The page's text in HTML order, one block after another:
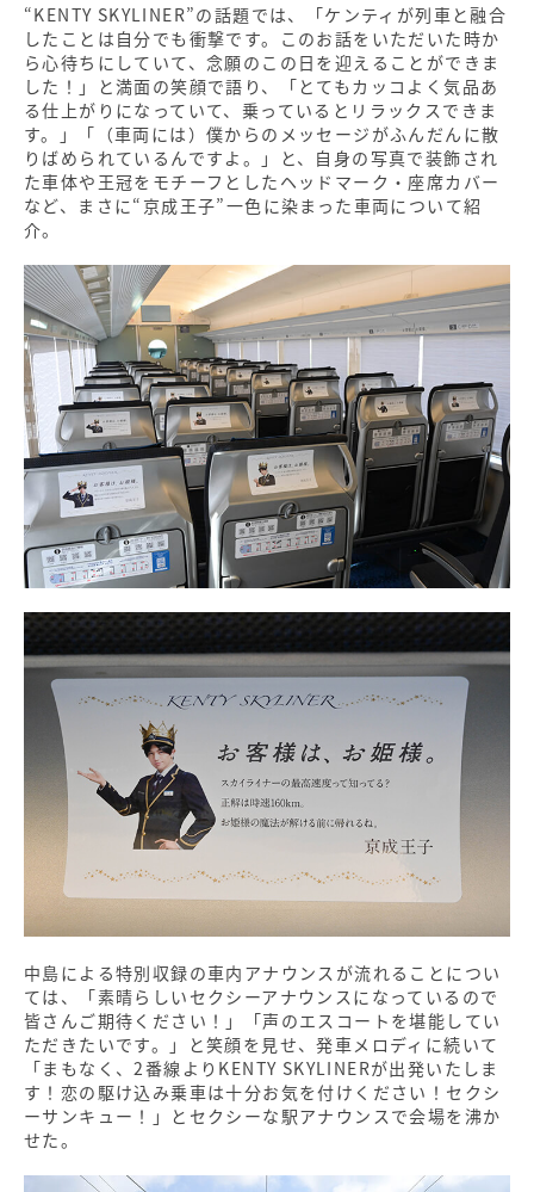
“KENTY SKYLINER”の話題では、「ケンティが列車と融合
したことは自分でも衝撃です。このお話をいただいた時か
ら心待ちにしていて、念願のこの日を迎えることができま
した！」と満面の笑顔で語り、「とてもカッコよく気品あ
る仕上がりになっていて、乗っているとリラックスできま
す。」「（車両には）僕からのメッセージがふんだんに散
りばめられているんですよ。」と、自身の写真で装飾され
た車体や王冠をモチーフとしたヘッドマーク・座席カバー
など、まさに“京成王子”一色に染まった車両について紹
介。
中島による特別収録の車内アナウンスが流れることについ
ては、「素晴らしいセクシーアナウンスになっているので
皆さんご期待ください！」「声のエスコートを堪能してい
ただきたいです。」と笑顔を見せ、発車メロディに続いて
「まもなく、2番線よりKENTY SKYLINERが出発いたしま
す！恋の駆け込み乗車は十分お気を付けください！セクシ
ーサンキュー！」とセクシーな駅アナウンスで会場を沸か
せた。